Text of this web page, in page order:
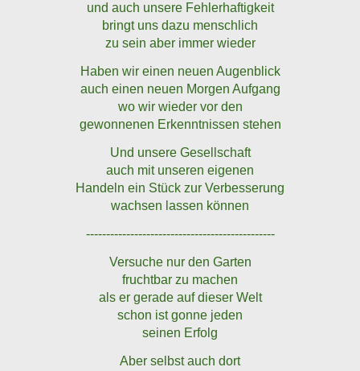
und auch unsere Fehlerhaftigkeit
bringt uns dazu menschlich
zu sein aber immer wieder
Haben wir einen neuen Augenblick
auch einen neuen Morgen Aufgang
wo wir wieder vor den
gewonnenen Erkenntnissen stehen
Und unsere Gesellschaft
auch mit unseren eigenen
Handeln ein Stück zur Verbesserung
wachsen lassen können
-----------------------------------------------
Versuche nur den Garten
fruchtbar zu machen
als er gerade auf dieser Welt
schon ist gonne jeden
seinen Erfolg
Aber selbst auch dort